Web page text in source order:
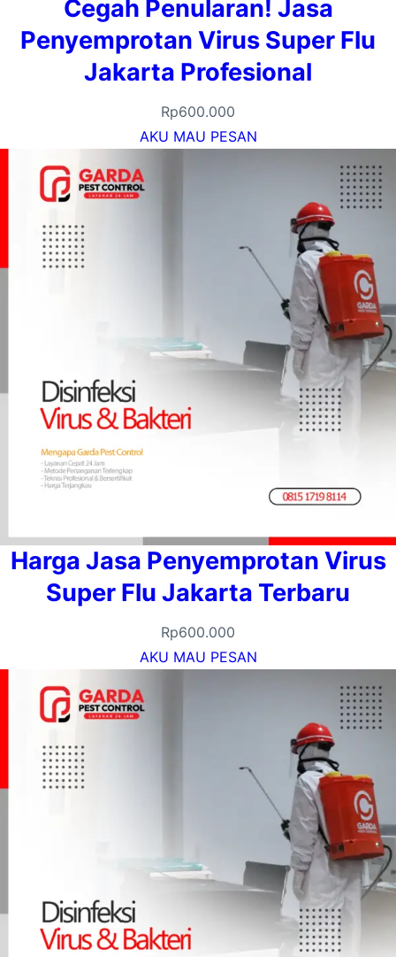
Cegah Penularan! Jasa
Penyemprotan Virus Super Flu
Jakarta Profesional
Rp600.000
AKU MAU PESAN
Harga Jasa Penyemprotan Virus
Super Flu Jakarta Terbaru
Rp600.000
AKU MAU PESAN